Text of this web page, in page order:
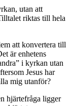
utan att
riktas till hela
att konvertera till
är enhetens
i kyrkan utan
Jesus har
mig utanför?
hjärtefråga ligger